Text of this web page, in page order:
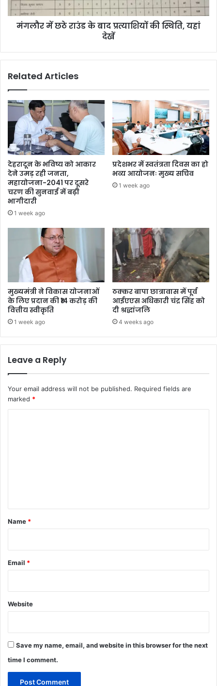
मंगलौर में छठे राउंड के बाद प्रत्याशियों की स्थिति, यहां
देखें
Related Articles
देहरादून के भविष्य को आकार
देने उमड़ रही जनता,
महायोजना-2041 पर दूसरे
चरण की सुनवाई में बढ़ी
भागीदारी
1 week ago
प्रदेशभर में स्वतंत्रता दिवस का हो
भव्य आयोजनः मुख्य सचिव
1 week ago
मुख्यमंत्री ने विकास योजनाओं
के लिए प्रदान की ₹14 करोड़ की
वित्तीय स्वीकृति
1 week ago
ठक्कर बापा छात्रावास में पूर्व
आईएएस अधिकारी चंद्र सिंह को
दी श्रद्धांजलि
4 weeks ago
Leave a Reply
Your email address will not be published. Required fields are
marked *
*
Name *
Email *
Website
Save my name, email, and website in this browser for the next
time I comment.